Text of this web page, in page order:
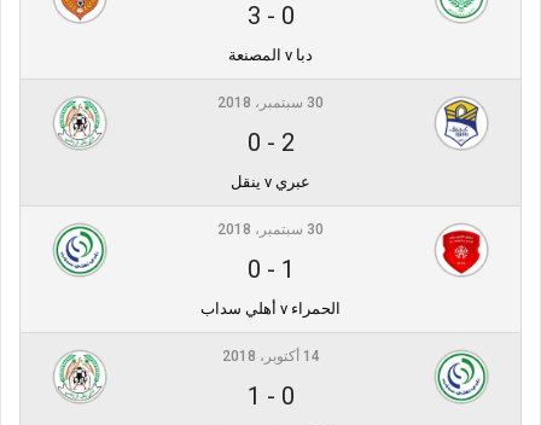
0
-
3
دبا v المصنعة
30 سبتمبر، 2018
2
-
0
عبري v ينقل
30 سبتمبر، 2018
1
-
0
الحمراء v أهلي سداب
14 أكتوبر، 2018
0
-
1